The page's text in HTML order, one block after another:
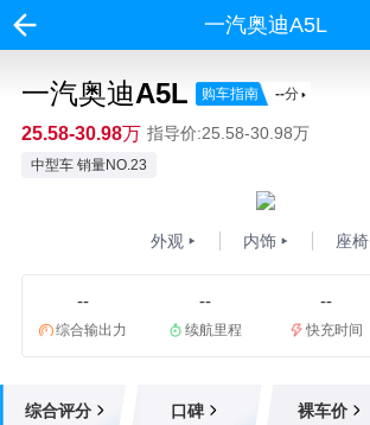
一汽奥迪A5L
一汽奥迪A5L 购车指南 --分
25.58-30.98万 指导价:25.58-30.98万
中型车 销量NO.23
外观 内饰 座椅
--
综合输出力
--
续航里程
--
快充时间
综合评分 口碑 裸车价